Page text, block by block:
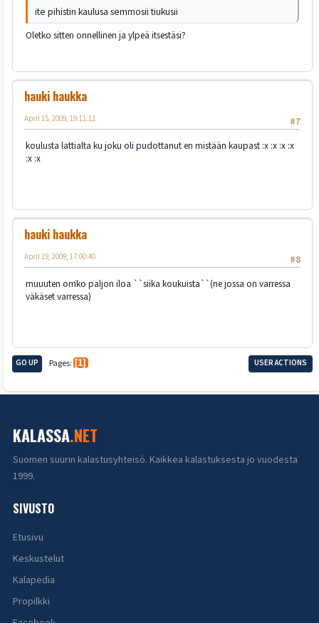
ite pihistin kaulusa semmosii tiukusii
Oletko sitten onnellinen ja ylpeä itsestäsi?
hauki haukka
#7
April 15, 2009, 19:11:12
koulusta lattialta ku joku oli pudottanut en mistään kaupast :x :x :x :x
:x :x
hauki haukka
#8
April 19, 2009, 17:00:40
muuuten omko paljon iloa ``siika koukuista``(ne jossa on varressa
väkäset varressa)
GO UP Pages 1 USER ACTIONS
KALASSA.NET
Suomen suurin kalastusyhteisö. Kaikkea kalastuksesta jo vuodesta
1999.
SIVUSTO
Etusivu
Keskustelut
Kalapedia
Propilkki